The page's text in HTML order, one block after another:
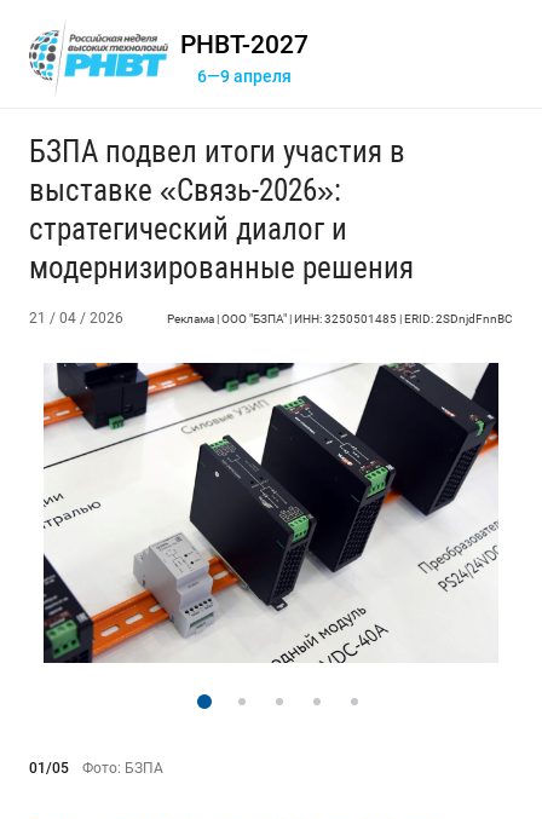
РНВТ-2027
6—9 апреля
БЗПА подвел итоги участия в
выставке «Связь-2026»:
стратегический диалог и
модернизированные решения
21 / 04 / 2026 Реклама | ООО "БЗПА" | ИНН: 3250501485 | ERID: 2SDnjdFnnBC
01/05 Фото: БЗПА